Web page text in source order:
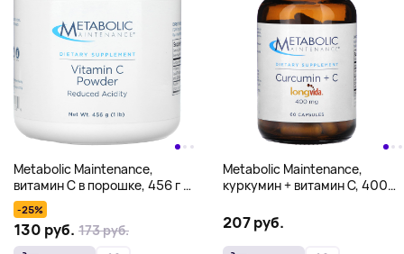
Metabolic Maintenance,
витамин C в порошке, 456 г (1
фунт)
-25%
130 руб. 173 руб.
Metabolic Maintenance,
куркумин + витамин C, 400
207 руб.